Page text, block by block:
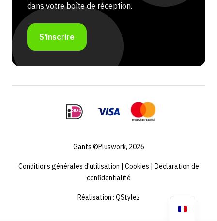
dans votre boîte de réception.
S'inscrire
Gants ©Pluswork, 2026
Conditions générales d'utilisation | Cookies | Déclaration de
confidentialité
Réalisation : QStylez